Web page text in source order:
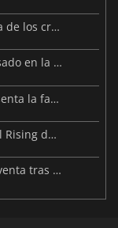
Beast of Reincarnation: la nueva apuesta de los creadores de Pokémon
Ya está disponible Big Walk, un viaje basado en la amistad
Warhammer 40.000: Dawn of War 4 presenta la facción de los Necrones
Se ha anunciado oficialmente el DLC Hell Rising de Nioh 3
Forsaken Realms: Vahrin's Call sale a la venta tras una década